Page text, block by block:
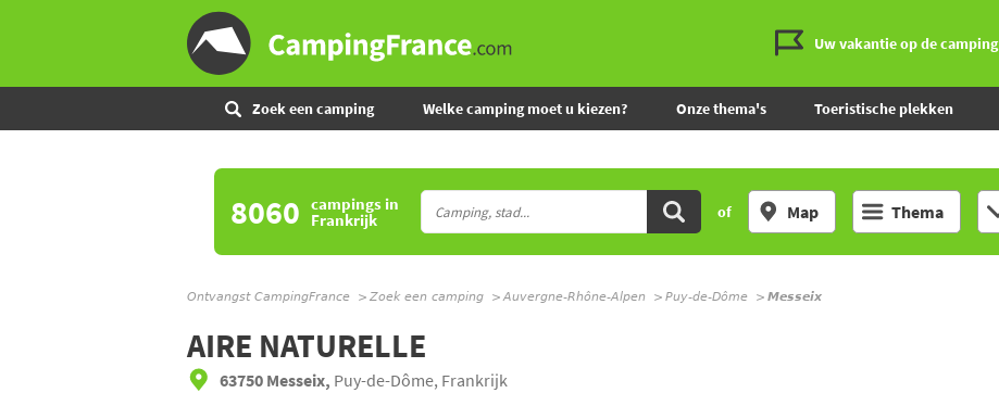
Uw vakantie op de camping
Zoek een camping Welke camping moet u kiezen? Onze thema's Toeristische plekken
8060 campingsin
Frankrijk of Map Thema
Ontvangst CampingFrance Zoek een camping Auvergne-Rhône-Alpen Puy-de-Dôme Messeix
AIRE NATURELLE
63750 Messeix, Puy-de-Dôme, Frankrijk